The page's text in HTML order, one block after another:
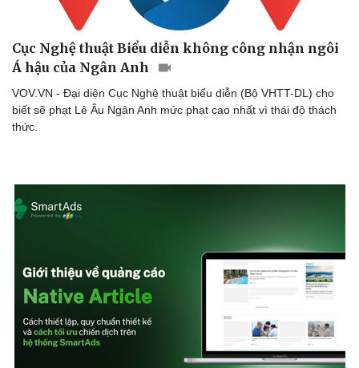
Cục Nghệ thuật Biểu diễn không công nhận ngôi
Á hậu của Ngân Anh
VOV.VN - Đại diện Cục Nghệ thuật biểu diễn (Bộ VHTT-DL) cho
biết sẽ phạt Lê Âu Ngân Anh mức phạt cao nhất vì thái độ thách
thức.